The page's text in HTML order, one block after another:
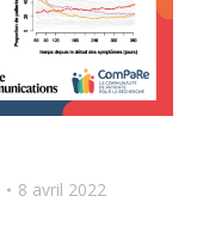
8 avril 2022